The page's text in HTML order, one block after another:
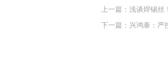
上一篇： 浅谈焊锡丝
下一篇： 兴鸿泰：严